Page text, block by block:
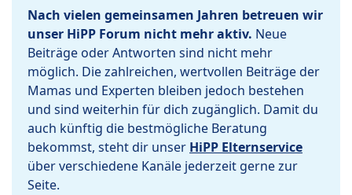
Nach vielen gemeinsamen Jahren betreuen wir
unser HiPP Forum nicht mehr aktiv. Neue
Beiträge oder Antworten sind nicht mehr
möglich. Die zahlreichen, wertvollen Beiträge der
Mamas und Experten bleiben jedoch bestehen
und sind weiterhin für dich zugänglich. Damit du
auch künftig die bestmögliche Beratung
bekommst, steht dir unser HiPP Elternservice
über verschiedene Kanäle jederzeit gerne zur
Seite.